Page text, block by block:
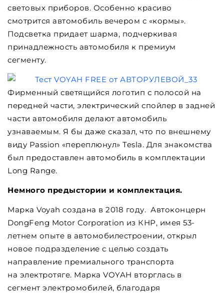
световых приборов. Особенно красиво
смотрится автомобиль вечером с «кормы».
Подсветка придает шарма, подчеркивая
принадлежность автомобиля к премиум
сегменту.
Фирменный светящийся логотип с полосой на
передней части, электрический спойлер в задней
части автомобиля делают автомобиль
узнаваемым. Я бы даже сказал, что по внешнему
виду Passion «переплюнул» Tesla. Для знакомства
был предоставлен автомобиль в комплектации
Long Range.
Немного предыстории и комплектация.
Марка Voyah создана в 2018 году. Автоконцерн
DongFeng Motor Corporation из КНР, имея 53-
летнем опыте в автомобилестроении, открыл
новое подразделение с целью создать
направление премиального транспорта
на электротяге. Марка VOYAH вторглась в
сегмент электромобилей, благодаря